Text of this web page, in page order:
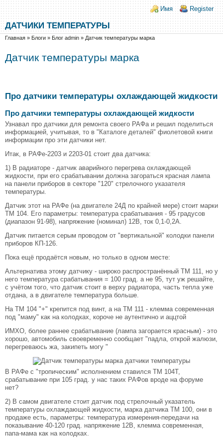
Перейти к основному содержанию
Skip to search
Login links
Имя Register
ДАТЧИКИ ТЕМПЕРАТУРЫ
Вы здесь
Главная » Блоги » Блог admin » Датчик температуры марка
Датчик температуры марка
Про датчики температуры охлаждающей жидкости
Про датчики температуры охлаждающей жидкости
Узнавал про датчики для ремонта своего РАФа и решил поделиться
информацией, учитывая, то в "Каталоге деталей" фиолетовой книги
информации про эти датчики нет.
Итак, в РАФе-2203 и 2203-01 стоит два датчика:
1) В радиаторе - датчик аварийного перегрева охлаждающей
жидкости, при его срабатывании должна загораться красная лампа
на панели приборов в секторе "120" стрелочного указателя
температуры.
Датчик этот на РАФе (на двигателе 24Д по крайней мере) стоит марки
ТМ 104. Его параметры: температура срабатывания - 95 градусов
(диапазон 91-98), напряжение (номинал) 12В, ток 0,1-0,2А.
Датчик питается серым проводом от "вертикальной" колодки панели
приборов КП-126.
Пока ещё продаётся новым, но только в одном месте:
Альтернатива этому датчику - широко распространённый ТМ 111, но у
него температура срабатывания = 100 град. а не 95, тут уж решайте,
с учётом того, что датчик стоит в верху радиатора, часть тепла уже
отдана, а в двигателе температура больше.
На ТМ 104 "+" крепится под винт, а на ТМ 111 - клемма современная
под "маму" как на колодках, короче не аутентично и аццтой
ИМХО, более раннее срабатывание (лампа загорается красным) - это
хорошо, автомобиль своевременно сообщает "падла, открой жалюзи,
перегреваюсь жа, закипеть могу "
В РАФе с "тропическим" исполнением ставился ТМ 104Т,
срабатывание при 105 град. у нас таких РАФов вроде на форуме
нет?
2) В самом двигателе стоит датчик под стрелочный указатель
температуры охлаждающей жидкости, марка датчика ТМ 100, они в
продаже есть, параметры: температура измерения-передачи на
показывание 40-120 град. напряжение 12В, клемма современная,
папа-мама как на колодках.